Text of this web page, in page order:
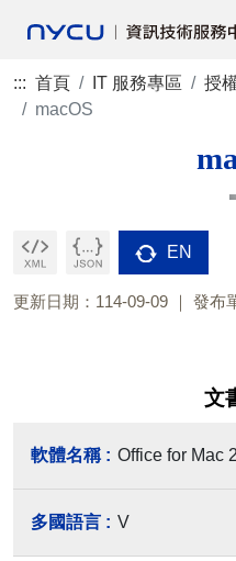
::: 首頁 IT 服務專區 授
macOS
EN
更新日期：114-09-09 發布
文
Office for Mac
V